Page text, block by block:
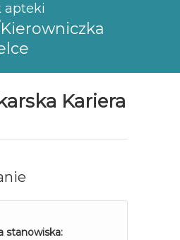
apteki
Kariera
stanowiska: